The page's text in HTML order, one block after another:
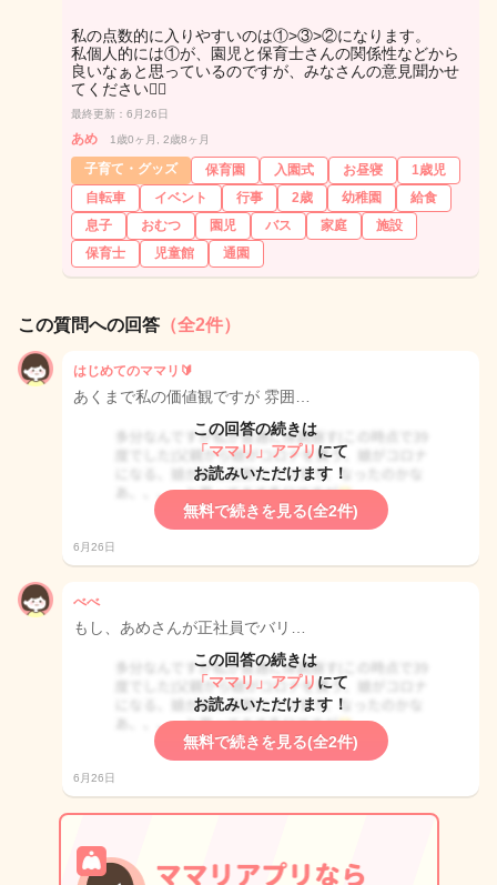
私の点数的に入りやすいのは①>③>②になります。
私個人的には①が、園児と保育士さんの関係性などから
良いなぁと思っているのですが、みなさんの意見聞かせ
てください🙇‍♀️
最終更新：6月26日
あめ 1歳0ヶ月, 2歳8ヶ月
子育て・グッズ 保育園 入園式 お昼寝
1歳児
自転車
イベント 行事 2歳 幼稚園
給食
息子
おむつ 園児 バス 家庭
施設
保育士
児童館 通園
この質問への回答 （全2件）
はじめてのママリ🔰
あくまで私の価値観ですが 雰囲…
この回答の続きは
「ママリ」アプリ にて
お読みいただけます！
無料で続きを見る(全2件)
6月26日
べべ
もし、あめさんが正社員でバリ…
この回答の続きは
「ママリ」アプリ にて
お読みいただけます！
無料で続きを見る(全2件)
6月26日